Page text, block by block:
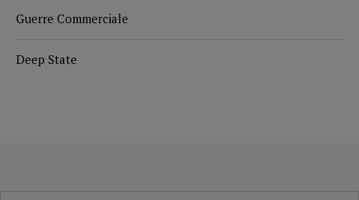
Guerre Commerciale
Deep State